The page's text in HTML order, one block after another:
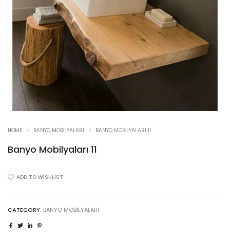
HOME BANYO MOBILYALARI BANYO MOBILYALARI 11
Banyo Mobilyaları 11
ADD TO WISHLIST
CATEGORY: BANYO MOBILYALARI